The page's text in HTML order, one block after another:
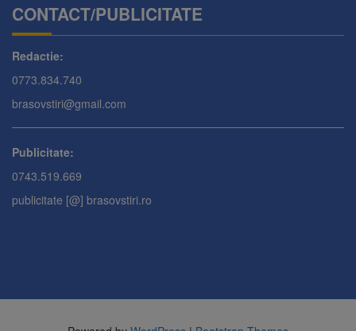
CONTACT/PUBLICITATE
Redactie:
0773.834.740
brasovstiri@gmail.com
Publicitate:
0743.519.669
publicitate [@] brasovstiri.ro